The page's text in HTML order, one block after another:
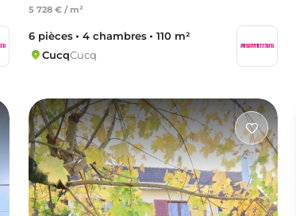
5 728 € / m²
6 pièces 4 chambres
110 m²
CucqCucq